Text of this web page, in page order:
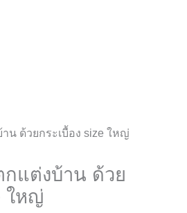
แต่งบ้าน ด้วย
ใหญ่